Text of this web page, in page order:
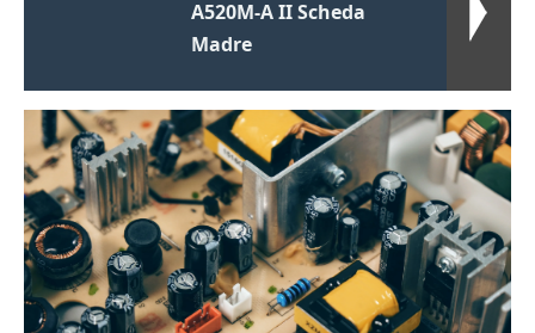
A520M-A II Scheda
Madre